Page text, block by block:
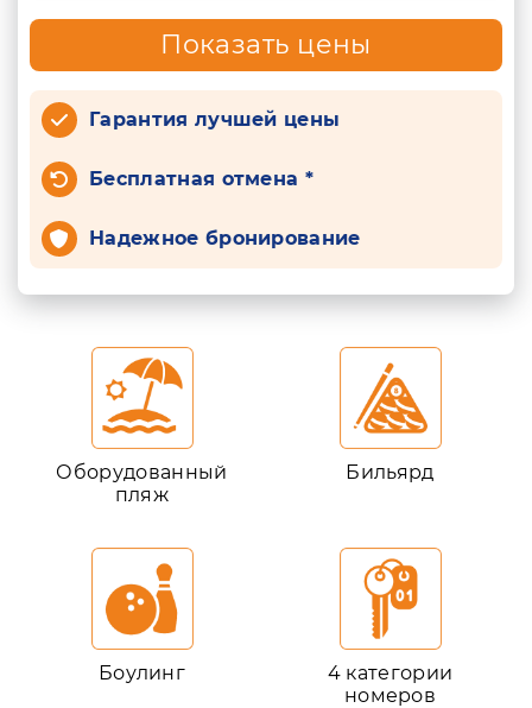
Показать цены
Гарантия лучшей цены
Бесплатная отмена *
Надежное бронирование
Оборудованный
пляж
Бильярд
Боулинг
4 категории
номеров